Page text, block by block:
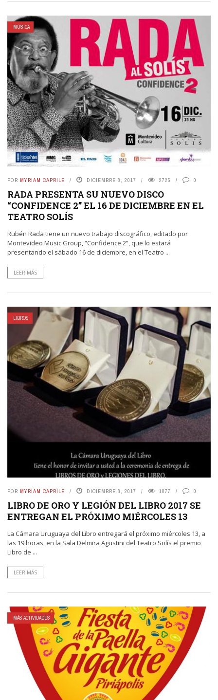
MÚSICA
POR MYRIAM CAPRILE DICIEMBRE 8, 2017 2725 0
RADA PRESENTA SU NUEVO DISCO
“CONFIDENCE 2” EL 16 DE DICIEMBRE EN EL
TEATRO SOLÍS
Rubén Rada tiene un nuevo trabajo discográfico, editado por
Montevideo Music Group, “Confidence 2”, que lo estará
presentando el sábado 16 de diciembre, en el Teatro ...
LEER MÁS
LIBROS
POR MYRIAM CAPRILE DICIEMBRE 8, 2017 1877 0
LIBRO DE ORO Y LEGIÓN DEL LIBRO 2017 SE
ENTREGAN EL PRÓXIMO MIÉRCOLES 13
La Cámara Uruguaya del Libro entregará el próximo miércoles 13, a
las 19 horas, en la Sala Delmira Agustini del Teatro Solís el premio
Libro de ...
LEER MÁS
MÁS ACTIVIDADES